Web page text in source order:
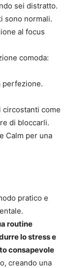
sei distratto.
sono normali.
al focus
comoda:
perfezione.
circostanti come
di bloccarli.
Calm per una
pratico e
routine
lo stress e
consapevole
creando una